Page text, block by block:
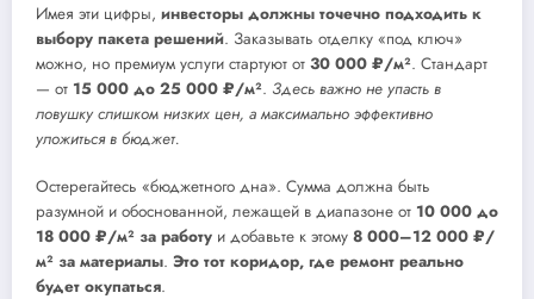
Имея эти цифры, инвесторы должны точечно подходить к
выбору пакета решений. Заказывать отделку «под ключ»
можно, но премиум услуги стартуют от 30 000 ₽/м². Стандарт
— от 15 000 до 25 000 ₽/м². Здесь важно не упасть в
ловушку слишком низких цен, а максимально эффективно
уложиться в бюджет.
Остерегайтесь «бюджетного дна». Сумма должна быть
разумной и обоснованной, лежащей в диапазоне от 10 000 до
18 000 ₽/м² за работу и добавьте к этому 8 000–12 000 ₽/
м² за материалы. Это тот коридор, где ремонт реально
будет окупаться.